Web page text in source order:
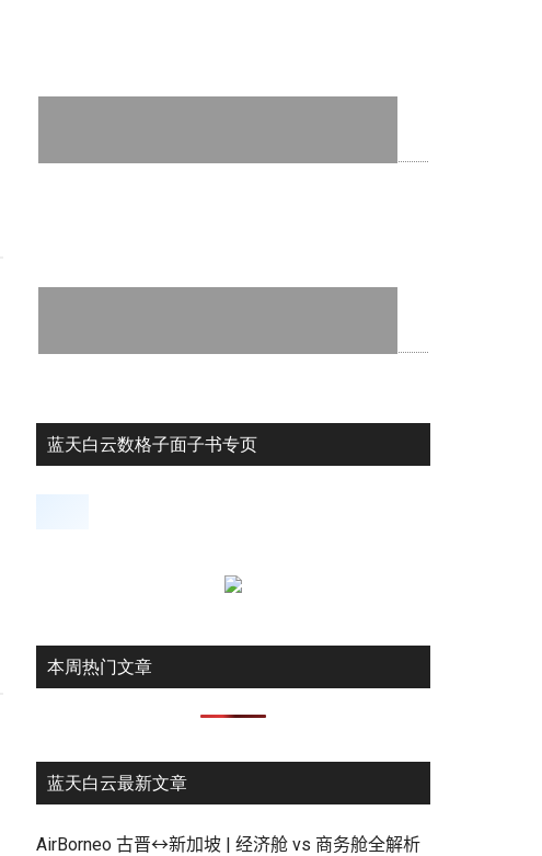
蓝天白云数格子面子书专页
本周热门文章
蓝天白云最新文章
AirBorneo 古晋↔新加坡 | 经济舱 vs 商务舱全解析